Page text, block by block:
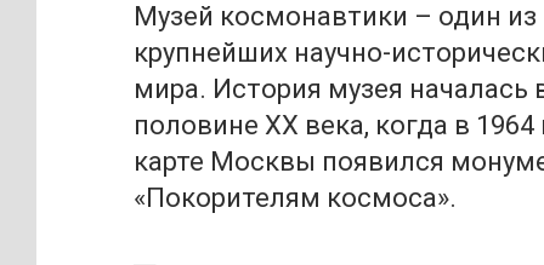
Музей космонавтики – один из
крупнейших научно-
мира. История музея началась
половине XX века, когда в 1964
карте Москвы появился
«Покорителям космоса».